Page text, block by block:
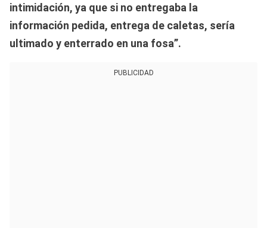
intimidación, ya que si no entregaba la
información pedida, entrega de caletas, sería
ultimado y enterrado en una fosa”.
PUBLICIDAD